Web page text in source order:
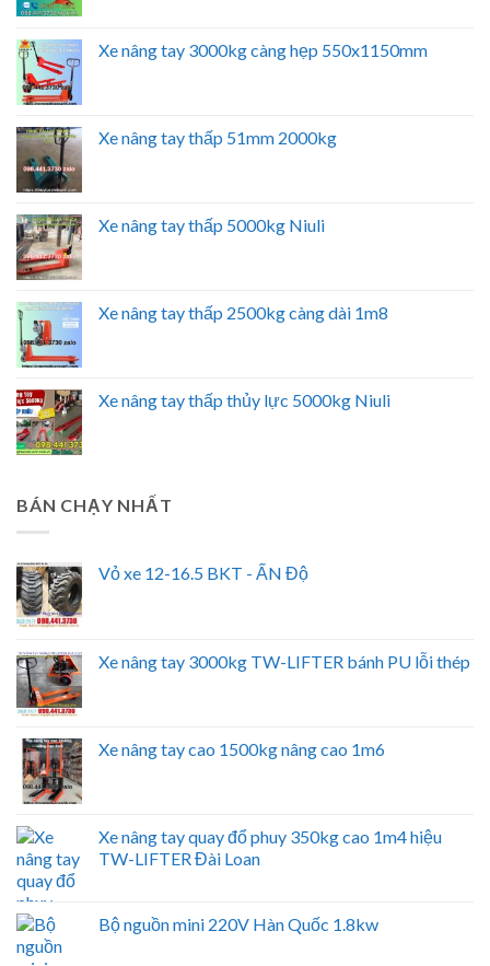
Xe nâng tay 3000kg càng hẹp 550x1150mm
Xe nâng tay thấp 51mm 2000kg
Xe nâng tay thấp 5000kg Niuli
Xe nâng tay thấp 2500kg càng dài 1m8
Xe nâng tay thấp thủy lực 5000kg Niuli
BÁN CHẠY NHẤT
Vỏ xe 12-16.5 BKT - ẤN Độ
Xe nâng tay 3000kg TW-LIFTER bánh PU lỗi thép
Xe nâng tay cao 1500kg nâng cao 1m6
Xe nâng tay quay đổ phuy 350kg cao 1m4 hiệu
TW-LIFTER Đài Loan
Bộ nguồn mini 220V Hàn Quốc 1.8kw